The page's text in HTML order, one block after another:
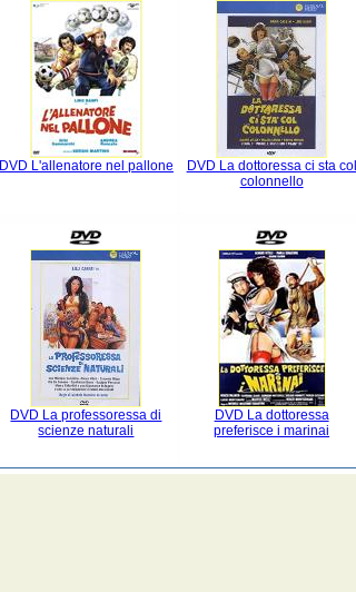
DVD L'allenatore nel pallone
DVD La dottoressa ci sta col
colonnello
DVD La professoressa di
scienze naturali
DVD La dottoressa
preferisce i marinai